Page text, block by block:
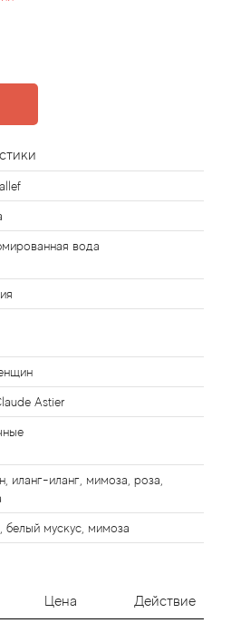
вода
Astier
иланг-иланг, мимоза, роза,
белый мускус, мимоза
Цена Действие